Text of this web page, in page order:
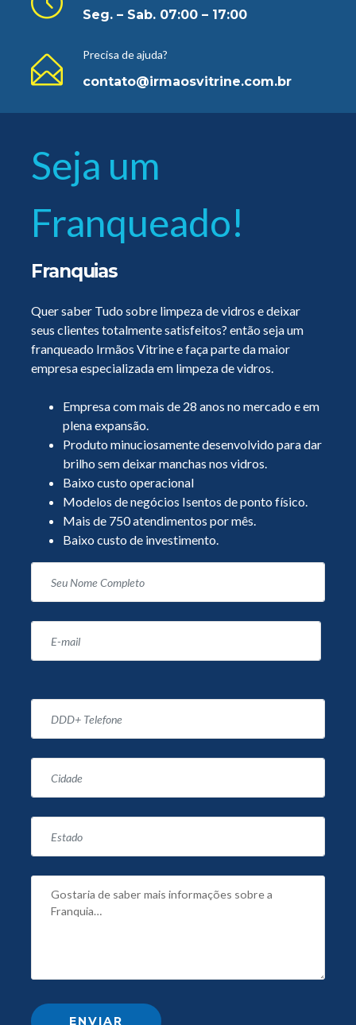
Seg. – Sab. 07:00 – 17:00
Precisa de ajuda?
contato@irmaosvitrine.com.br
Seja um
Franqueado!
Franquias
Quer saber Tudo sobre limpeza de vidros e deixar
seus clientes totalmente satisfeitos? então seja um
franqueado Irmãos Vitrine e faça parte da maior
empresa especializada em limpeza de vidros.
Empresa com mais de 28 anos no mercado e em
plena expansão.
Produto minuciosamente desenvolvido para dar
brilho sem deixar manchas nos vidros.
Baixo custo operacional
Modelos de negócios Isentos de ponto físico.
Mais de 750 atendimentos por mês.
Baixo custo de investimento.